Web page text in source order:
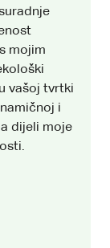
mojim
vašoj tvrtki
i
dijeli moje